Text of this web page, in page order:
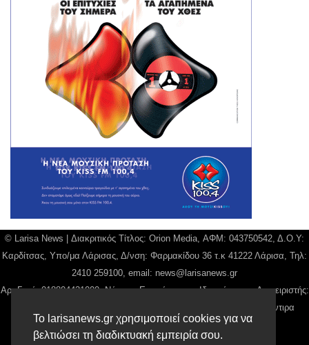
Το larisanews.gr χρησιμοποιεί cookies για να
βελτιώσει τη διαδικτυακή εμπειρία σου.
© Larisa News | Διακριτικός Τίτλος: Orion Media, ΑΦΜ: 043750542, Δ.Ο.Υ:
Καρδίτσας, Υπο/μα Λάρισας, Δ/νση: Φαρμακίδου 36 τ.κ 41222 Λάρισα, Τηλ:
2410 259100, email: news@larisanews.gr
Αρ. Γεμή: 018804431000, Νόμιμος Εκπρόσωπος, Ιδιοκτήτης και Διαχειριστής:
Παναγιώτης Φιλίππου, Διευθύντρια: Γιαννουσά Βασιλική, Διευθύντιρα
Σύνταξης: Μπαλαμπάνη Βασιλική.
Δικαιούχος domain name Παναγιώτης Φιλίππου